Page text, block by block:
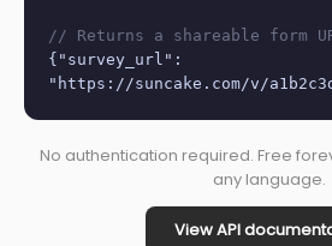
// Returns a shareable form
{"survey_url":
"https://suncake.com/v/
No authentication required. Free
any language.
View API